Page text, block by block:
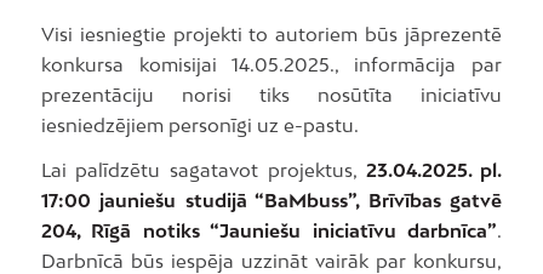
Visi iesniegtie projekti to autoriem būs jāprezentē
konkursa komisijai 14.05.2025., informācija par
prezentāciju norisi tiks nosūtīta iniciatīvu
iesniedzējiem personīgi uz e-pastu.
Lai palīdzētu sagatavot projektus, 23.04.2025. pl.
17:00 jauniešu studijā “BaMbuss”, Brīvības gatvē
204, Rīgā notiks “Jauniešu iniciatīvu darbnīca”.
Darbnīcā būs iespēja uzzināt vairāk par konkursu,